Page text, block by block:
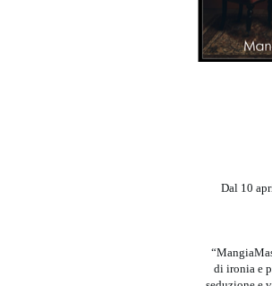
Dal 10
di ironia e